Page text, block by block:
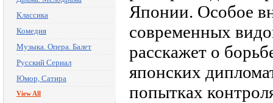
Классика
Комедия
Музыка. Опера. Балет
Русский Сериал
Юмор, Сатира
View All
Японии. Особое
современных
расскажет о
японских
попытках